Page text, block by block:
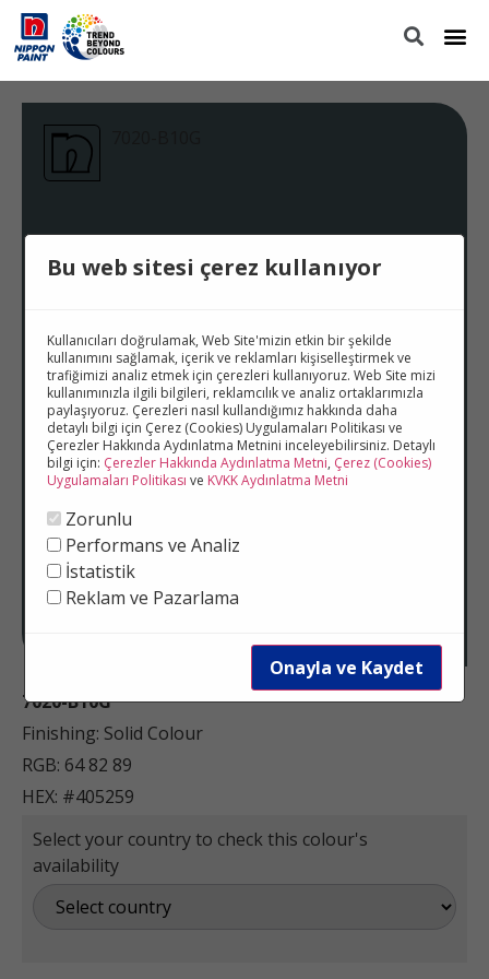
7020-B10G
Finishing: Solid Colour
RGB: 64 82 89
HEX: #405259
Select your country to check this colour's
availability
Bu web sitesi çerez kullanıyor
Kullanıcıları doğrulamak, Web Site'mizin etkin bir şekilde
kullanımını sağlamak, içerik ve reklamları kişiselleştirmek ve
trafiğimizi analiz etmek için çerezleri kullanıyoruz. Web Site mizi
kullanımınızla ilgili bilgileri, reklamcılık ve analiz ortaklarımızla
paylaşıyoruz. Çerezleri nasıl kullandığımız hakkında daha
detaylı bilgi için Çerez (Cookies) Uygulamaları Politikası ve
Çerezler Hakkında Aydınlatma Metnini inceleyebilirsiniz. Detaylı
bilgi için: Çerezler Hakkında Aydınlatma Metni, Çerez (Cookies)
Uygulamaları Politikası ve KVKK Aydınlatma Metni
Zorunlu
Performans ve Analiz
İstatistik
Reklam ve Pazarlama
Onayla ve Kaydet